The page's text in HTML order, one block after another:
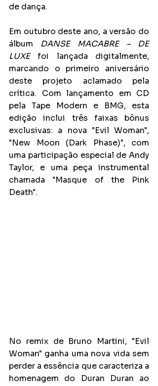
de dança.
Em outubro deste ano, a versão do
álbum DANSE MACABRE – DE
LUXE foi lançada digitalmente,
marcando o primeiro aniversário
deste projeto aclamado pela
crítica. Com lançamento em CD
pela Tape Modern e BMG, esta
edição inclui três faixas bônus
exclusivas: a nova "Evil Woman",
"New Moon (Dark Phase)", com
uma participação especial de Andy
Taylor, e uma peça instrumental
chamada "Masque of the Pink
Death".
No remix de Bruno Martini, "Evil
Woman" ganha uma nova vida sem
perder a essência que caracteriza a
homenagem do Duran Duran ao